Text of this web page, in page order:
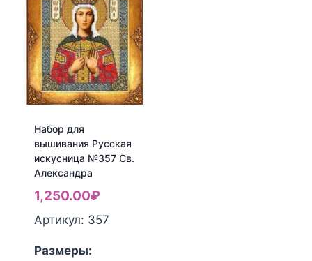
вышивания
Русская
искусница
№348
Св.
Виктория
Набор для
вышивания Русская
искусница №357 Св.
Александра
1,250.00₽
Артикул: 357
Размеры: